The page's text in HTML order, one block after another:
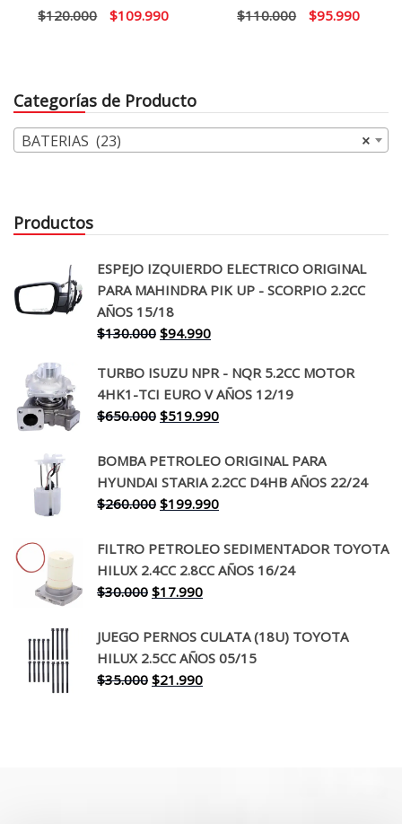
$120.000
El
$120.000.
$109.990El
$109.990.
$110.000
El
$95.990El
Categorías de Producto
×
BATERIAS (23)
Productos
ESPEJO IZQUIERDO ELECTRICO ORIGINAL
PARA MAHINDRA PIK UP - SCORPIO 2.2CC
AÑOS 15/18
$130.000 El
original
era:
$130.000.
$94.990El
actual
es:
$94.990.
TURBO ISUZU NPR - NQR 5.2CC MOTOR
4HK1-TCI EURO V AÑOS 12/19
$650.000 El
original
era:
$650.000.
$519.990El
actual
es:
$519.990.
BOMBA PETROLEO ORIGINAL PARA
HYUNDAI STARIA 2.2CC D4HB AÑOS 22/24
$260.000 El
original
era:
$260.000.
$199.990El
actual
es:
FILTRO PETROLEO SEDIMENTADOR TOYOTA
HILUX 2.4CC 2.8CC AÑOS 16/24
$30.000 El
original
era:
$30.000.
$17.990El
actual
es:
$17.990.
JUEGO PERNOS CULATA (18U) TOYOTA
HILUX 2.5CC AÑOS 05/15
$35.000 El
$21.990El